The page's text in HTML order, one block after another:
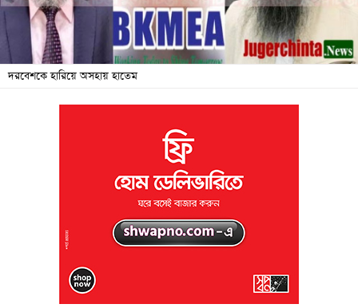
আদালতপাড়া
জনদুর্ভোগ
বিশেষ
দরবেশকে হারিয়ে অসহায় হাতেম